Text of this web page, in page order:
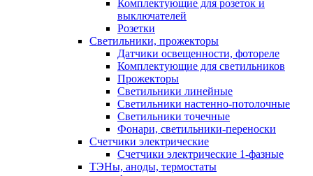
Комплектующие для розеток и
выключателей
Розетки
Светильники, прожекторы
Датчики освещенности, фотореле
Комплектующие для светильников
Прожекторы
Светильники линейные
Светильники настенно-потолочные
Светильники точечные
Фонари, светильники-переноски
Счетчики электрические
Счетчики электрические 1-фазные
ТЭНы, аноды, термостаты